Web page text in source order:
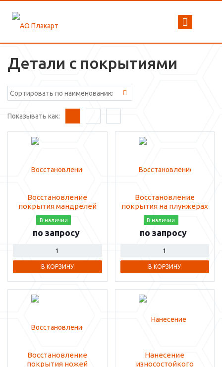
Детали с покрытиями
Показывать как:
Восстановление
покрытия мандрелей
В наличии
по запросу
В КОРЗИНУ
Восстановление
покрытия на плунжерах
В наличии
по запросу
В КОРЗИНУ
Восстановление
покрытия ножей
Нанесение
износостойкого